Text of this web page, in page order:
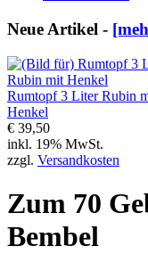
Neue Artikel -
Rumtopf 3 Liter Rubin
Henkel
€ 39,50
inkl. 19% MwSt.
zzgl. Versandkosten
Zum 70
Bembel